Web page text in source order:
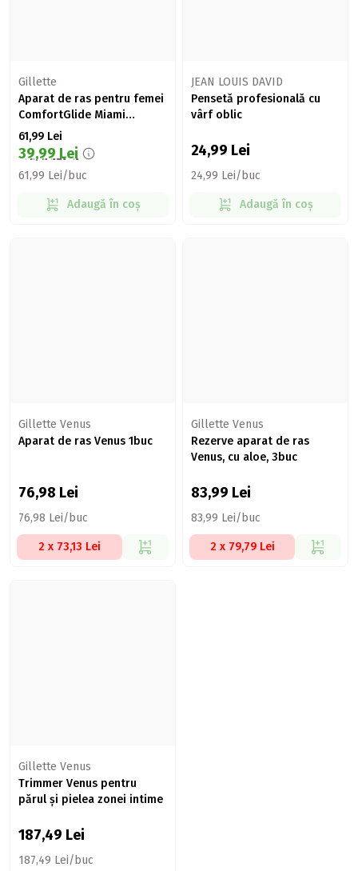
Gillette
Aparat de ras pentru femei
ComfortGlide Miami
Sugarberry, 1 buc
61,99 Lei
39,99 Lei
61,99 Lei/buc
Adaugă în coș
JEAN LOUIS DAVID
Pensetă profesională cu
vârf oblic
24,99 Lei
24,99 Lei/buc
Adaugă în coș
Gillette Venus
Aparat de ras Venus 1buc
76,98 Lei
76,98 Lei/buc
2 x 73,13 Lei
Gillette Venus
Rezerve aparat de ras
Venus, cu aloe, 3buc
83,99 Lei
83,99 Lei/buc
2 x 79,79 Lei
Gillette Venus
Trimmer Venus pentru
părul și pielea zonei intime
187,49 Lei
187,49 Lei/buc